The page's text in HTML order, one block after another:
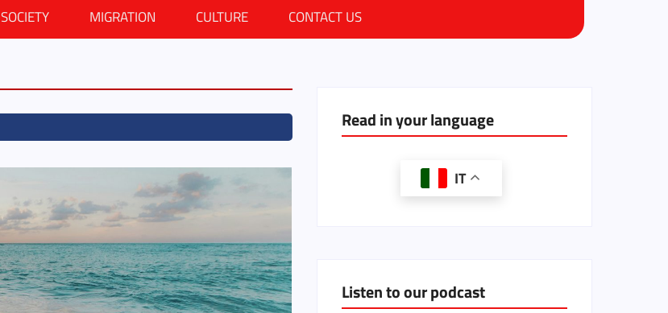
SOCIETY MIGRATION CULTURE CONTACT US
Read in your language
IT
Listen to our podcast